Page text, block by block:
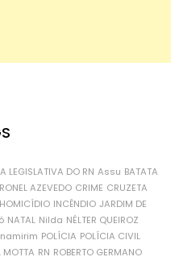
LEGISLATIVA DO RN Assu BATATA
AZEVEDO CRIME CRUZETA
HOMICÍDIO INCÊNDIO JARDIM DE
NATAL Nilda NÉLTER QUEIROZ
POLÍCIA POLÍCIA CIVIL
MOTTA RN ROBERTO GERMANO